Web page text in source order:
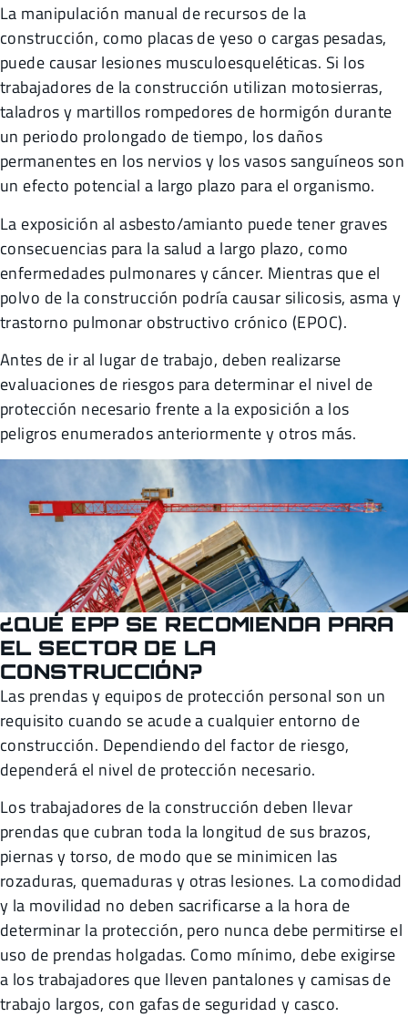
La manipulación manual de recursos de la
construcción, como placas de yeso o cargas pesadas,
puede causar lesiones musculoesqueléticas. Si los
trabajadores de la construcción utilizan motosierras,
taladros y martillos rompedores de hormigón durante
un periodo prolongado de tiempo, los daños
permanentes en los nervios y los vasos sanguíneos son
un efecto potencial a largo plazo para el organismo.
La exposición al asbesto/amianto puede tener graves
consecuencias para la salud a largo plazo, como
enfermedades pulmonares y cáncer. Mientras que el
polvo de la construcción podría causar silicosis, asma y
trastorno pulmonar obstructivo crónico (EPOC).
Antes de ir al lugar de trabajo, deben realizarse
evaluaciones de riesgos para determinar el nivel de
protección necesario frente a la exposición a los
peligros enumerados anteriormente y otros más.
¿QUÉ EPP SE RECOMIENDA PARA
EL SECTOR DE LA
CONSTRUCCIÓN?
Las prendas y equipos de protección personal son un
requisito cuando se acude a cualquier entorno de
construcción. Dependiendo del factor de riesgo,
dependerá el nivel de protección necesario.
Los trabajadores de la construcción deben llevar
prendas que cubran toda la longitud de sus brazos,
piernas y torso, de modo que se minimicen las
rozaduras, quemaduras y otras lesiones. La comodidad
y la movilidad no deben sacrificarse a la hora de
determinar la protección, pero nunca debe permitirse el
uso de prendas holgadas. Como mínimo, debe exigirse
a los trabajadores que lleven pantalones y camisas de
trabajo largos, con gafas de seguridad y casco.